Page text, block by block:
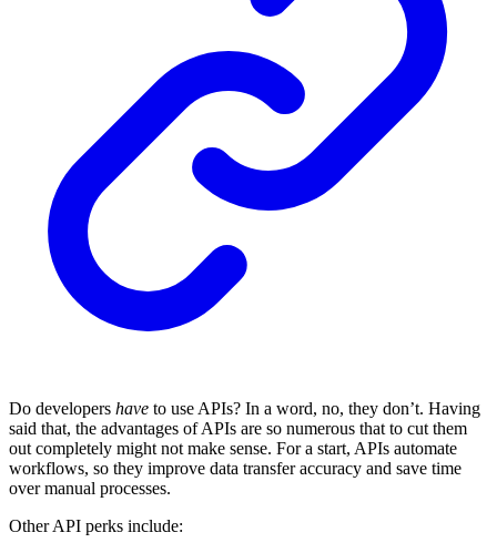
Do developers have to use APIs? In a word, no, they don’t. Having
said that, the advantages of APIs are so numerous that to cut them
out completely might not make sense. For a start, APIs automate
workflows, so they improve data transfer accuracy and save time
over manual processes.
Other API perks include: